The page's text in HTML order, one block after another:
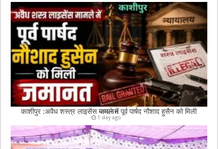
काशीपुर :अवैध शस्त्र लाइसेंस मामले में पूर्व पार्षद नौशाद हुसैन को मिली जमानत
1 day ago